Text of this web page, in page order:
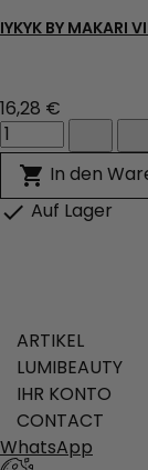
IYKYK BY MAKARI
16,28 €
IYKYK
by
Makari
Vitamin
C
&
 In den
 Auf Lager
ARTIKEL
LUMIBEAUTY
IHR KONTO
CONTACT
WhatsApp